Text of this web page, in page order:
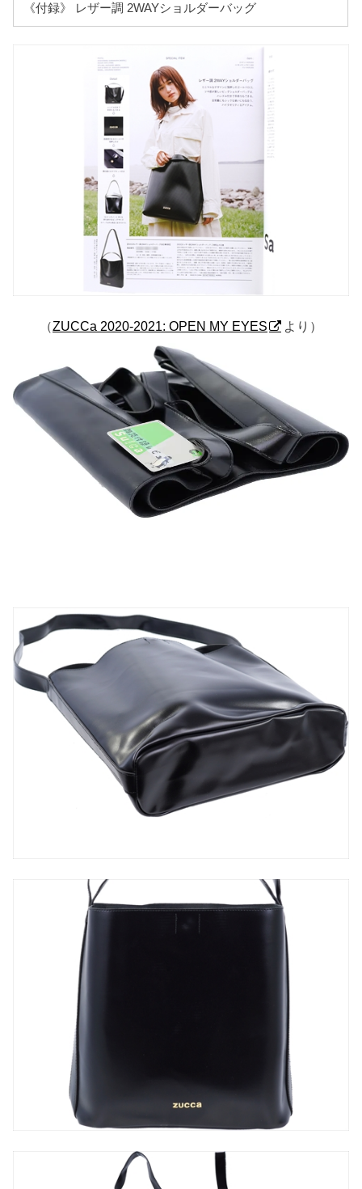
《付録》 レザー調 2WAYショルダーバッグ
（ZUCCa 2020-2021: OPEN MY EYES より）